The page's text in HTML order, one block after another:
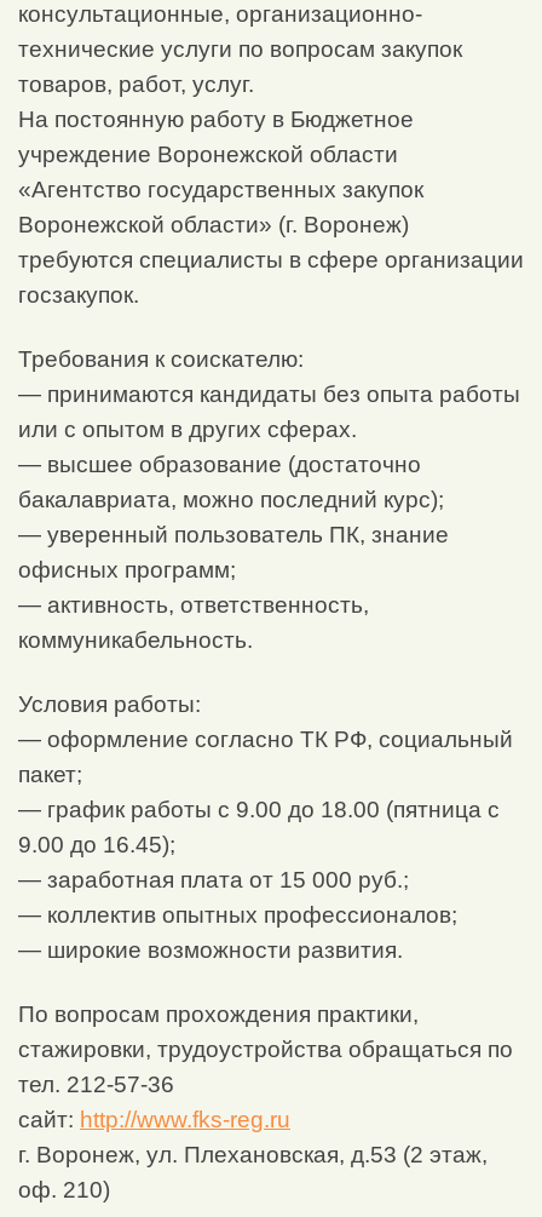
консультационные, организационно-
технические услуги по вопросам закупок
товаров, работ, услуг.
На постоянную работу в Бюджетное
учреждение Воронежской области
«Агентство государственных закупок
Воронежской области» (г. Воронеж)
требуются специалисты в сфере организации
госзакупок.
Требования к соискателю:
— принимаются кандидаты без опыта работы
или с опытом в других сферах.
— высшее образование (достаточно
бакалавриата, можно последний курс);
— уверенный пользователь ПК, знание
офисных программ;
— активность, ответственность,
коммуникабельность.
Условия работы:
— оформление согласно ТК РФ, социальный
пакет;
— график работы с 9.00 до 18.00 (пятница с
9.00 до 16.45);
— заработная плата от 15 000 руб.;
— коллектив опытных профессионалов;
— широкие возможности развития.
По вопросам прохождения практики,
стажировки, трудоустройства обращаться по
тел. 212-57-36
сайт: http://www.fks-reg.ru
г. Воронеж, ул. Плехановская, д.53 (2 этаж,
оф. 210)